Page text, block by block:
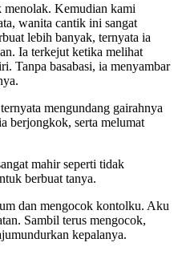
menolak. Kemudian kami
wanita cantik ini sangat
lebih banyak, ternyata ia
Ia terkejut ketika melihat
Tanpa basabasi, ia menyambar
mengundang gairahnya
berjongkok, serta melumat
mahir seperti tidak
berbuat tanya.
dan mengocok kontolku. Aku
Sambil terus mengocok,
kepalanya.